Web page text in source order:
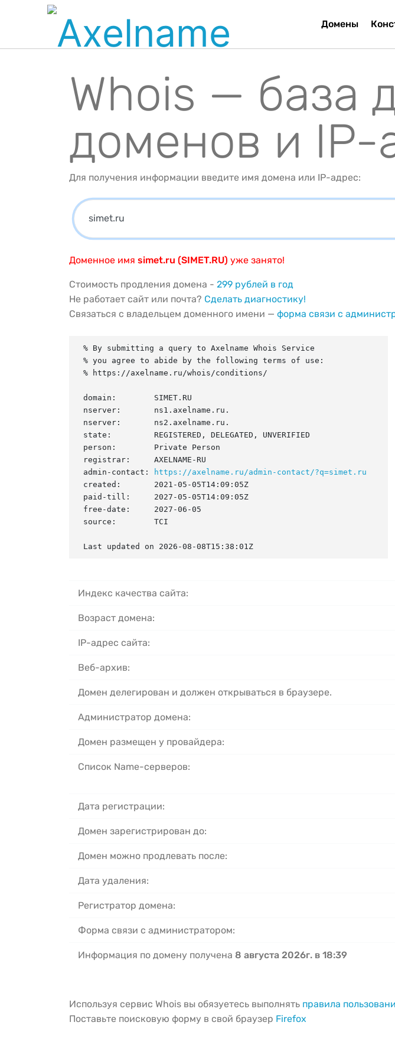
Домены
Whois — база
доменов и IP-
Для получения информации введите имя домена или IP-адрес:
Доменное имя simet.ru (SIMET.RU) уже занято!
Стоимость продления домена - 299 рублей в год
Не работает сайт или почта? Сделать диагностику!
Связаться с владельцем доменного имени — форма связи с
% By submitting a query to Axelname Whois Service
% you agree to abide by the following terms of use:
% https://axelname.ru/whois/conditions/
domain:        SIMET.RU
nserver:       ns1.axelname.ru.
nserver:       ns2.axelname.ru.
state:         REGISTERED, DELEGATED, UNVERIFIED
person:        Private Person
registrar:     AXELNAME-RU
admin-contact:
https://axelname.ru/admin-contact/?q=simet.ru
created:       2021-05-05T14:09:05Z
paid-till:     2027-05-05T14:09:05Z
free-date:     2027-06-05
source:        TCI
Last updated on 2026-08-08T15:38:01Z
Индекс качества сайта:
Возраст домена:
IP-адрес сайта:
Веб-архив:
Домен делегирован и должен открываться в браузере.
Администратор домена:
Домен размещен у провайдера:
Список Name-серверов:
Дата регистрации:
Домен зарегистрирован до:
Домен можно продлевать после:
Дата удаления:
Регистратор домена:
Форма связи с администратором:
Информация по домену получена 8 августа 2026г. в 18:39
Используя сервис Whois вы обязуетесь выполнять правила
Поставьте поисковую форму в свой браузер Firefox